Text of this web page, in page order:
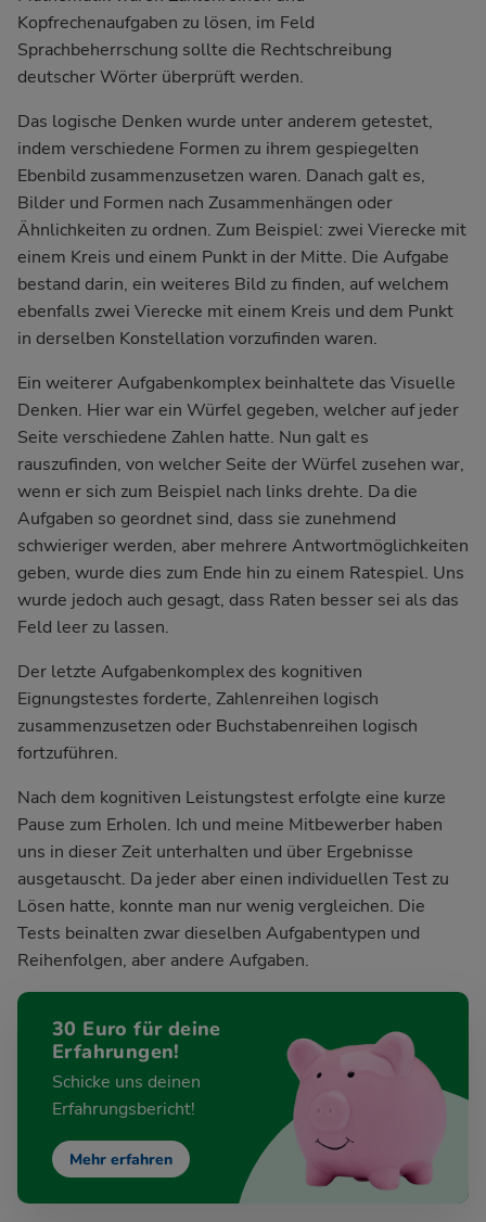
Kopfrechenaufgaben zu lösen, im Feld
Sprachbeherrschung sollte die Rechtschreibung
deutscher Wörter überprüft werden.
Das logische Denken wurde unter anderem getestet,
indem verschiedene Formen zu ihrem gespiegelten
Ebenbild zusammenzusetzen waren. Danach galt es,
Bilder und Formen nach Zusammenhängen oder
Ähnlichkeiten zu ordnen. Zum Beispiel: zwei Vierecke mit
einem Kreis und einem Punkt in der Mitte. Die Aufgabe
bestand darin, ein weiteres Bild zu finden, auf welchem
ebenfalls zwei Vierecke mit einem Kreis und dem Punkt
in derselben Konstellation vorzufinden waren.
Ein weiterer Aufgabenkomplex beinhaltete das Visuelle
Denken. Hier war ein Würfel gegeben, welcher auf jeder
Seite verschiedene Zahlen hatte. Nun galt es
rauszufinden, von welcher Seite der Würfel zusehen war,
wenn er sich zum Beispiel nach links drehte. Da die
Aufgaben so geordnet sind, dass sie zunehmend
schwieriger werden, aber mehrere Antwortmöglichkeiten
geben, wurde dies zum Ende hin zu einem Ratespiel. Uns
wurde jedoch auch gesagt, dass Raten besser sei als das
Feld leer zu lassen.
Der letzte Aufgabenkomplex des kognitiven
Eignungstestes forderte, Zahlenreihen logisch
zusammenzusetzen oder Buchstabenreihen logisch
fortzuführen.
Nach dem kognitiven Leistungstest erfolgte eine kurze
Pause zum Erholen. Ich und meine Mitbewerber haben
uns in dieser Zeit unterhalten und über Ergebnisse
ausgetauscht. Da jeder aber einen individuellen Test zu
Lösen hatte, konnte man nur wenig vergleichen. Die
Tests beinalten zwar dieselben Aufgabentypen und
Reihenfolgen, aber andere Aufgaben.
30 Euro für deine
Erfahrungen!
Schicke uns deinen
Erfahrungsbericht!
Mehr erfahren